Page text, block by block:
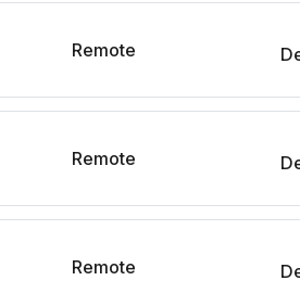
Remote
Remote
Remote